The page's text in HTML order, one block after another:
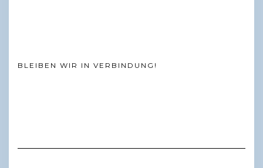
BLEIBEN WIR IN VERBINDUNG!